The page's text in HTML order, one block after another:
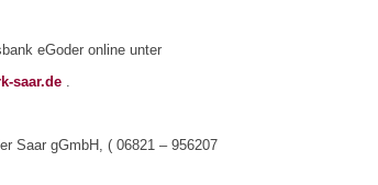
eGoder online unter
saar.de .
Saar gGmbH, ( 06821 – 956207